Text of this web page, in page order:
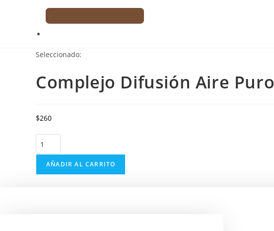
Seleccionado:
Complejo Difusión Aire Puro
$260
Complejo
Difusión
Aire
Puro
AÑADIR AL CARRITO